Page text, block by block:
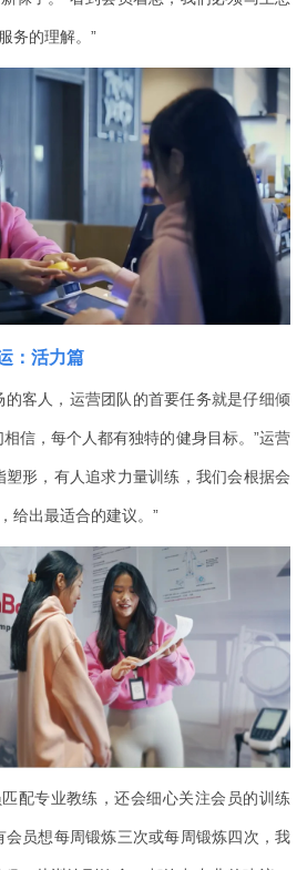
务的理解。”
：活力篇
的客人，运营团队的首要任务就是仔细倾
信，每个人都有独特的健身目标。”运营
塑形，有人追求力量训练，我们会根据会
给出最适合的建议。”
配专业教练，还会细心关注会员的训练
会员想每周锻炼三次或每周锻炼四次，我